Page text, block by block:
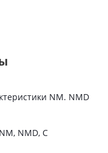
NM. NMD
NMD, C